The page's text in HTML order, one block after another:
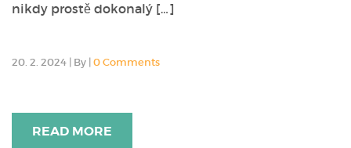
nikdy prostě dokonalý […]
20. 2. 2024 | By | 0 Comments
READ MORE